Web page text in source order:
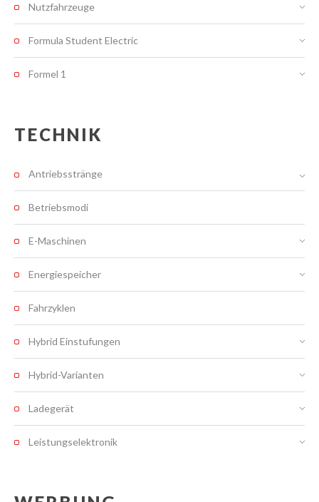
Nutzfahrzeuge
Formula Student Electric
Formel 1
TECHNIK
Antriebsstränge
Betriebsmodi
E-Maschinen
Energiespeicher
Fahrzyklen
Hybrid Einstufungen
Hybrid-Varianten
Ladegerät
Leistungselektronik